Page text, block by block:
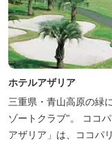
ホテルアザリア
三重県・青山高原の緑
ゾートクラブ"。 ココパリゾートクラブのシンボルホテル「ホテル
アザリア」は、ココパ